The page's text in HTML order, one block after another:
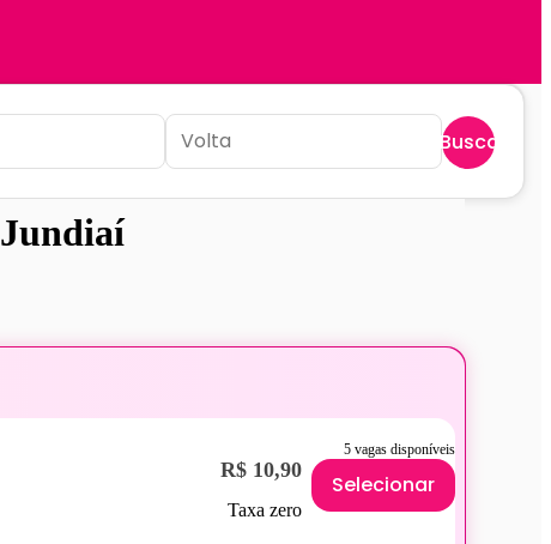
Buscar
Jundiaí
5 vagas disponíveis
R$ 10,90
Taxa zero
Selecionar